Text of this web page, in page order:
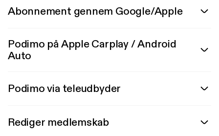
Abonnement gennem Google/Apple
Podimo på Apple Carplay / Android
Auto
Podimo via teleudbyder
Rediger medlemskab